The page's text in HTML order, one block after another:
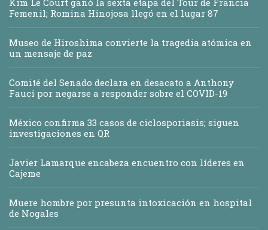
Kim Le Court ganó la sexta etapa del Tour de Francia
Femenil; Romina Hinojosa llegó en el lugar 87
Museo de Hiroshima convierte la tragedia atómica en
un mensaje de paz
Comité del Senado declara en desacato a Anthony
Fauci por negarse a responder sobre el COVID-19
México confirma 33 casos de ciclosporiasis; siguen
investigaciones en QR
Javier Lamarque encabeza encuentro con líderes en
Cajeme
Muere hombre por presunta intoxicación en hospital
de Nogales